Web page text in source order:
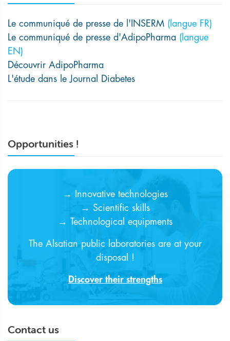
Le communiqué de presse de l'INSERM (langue FR)
Le communiqué de presse d'AdipoPharma (langue
EN)
Découvrir AdipoPharma
L'étude dans le Journal Diabetes
Opportunities !
→ Innovative technologies
→ Scientific skills
→ Technological equipments
The Alsatian public laboratories are at your
disposal !
Discover their strengths
Contact us